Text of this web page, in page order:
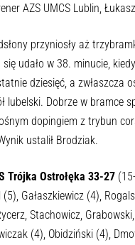
AZS UMCS Lublin,
przyniosły aż
udało w 38. minucie,
dziesięć, a zwłaszcza
lubelski. Dobrze w bramce
dopingiem z trybun
ustalił Brodziak.
Trójka Ostrołęka 33-27
Gałaszkiewicz (4),
Stachowicz,
(4), Obidziński (4),